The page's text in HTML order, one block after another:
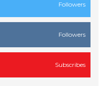
Followers
Followers
Subscribes